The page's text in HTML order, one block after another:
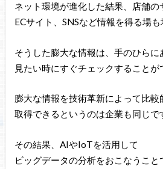
ネット環境が進化した結果、店舗の
ECサイト、SNSなど情報を得る場も
そうした膨大な情報は、手のひらに
見たい時にすぐチェックすることが
膨大な情報を技術革新によって比較
取得できるというのは企業も同じで
その結果、AIやIoTを活用して
ビッグデータの分析をおこなうこと